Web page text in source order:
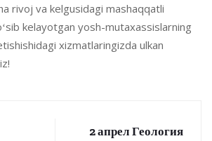
rivoj va kelgusidagi mashaqqatli
kelayotgan yosh-mutaxassislarning
xizmatlaringizda ulkan
2 апрел Геология